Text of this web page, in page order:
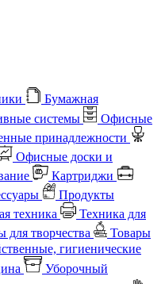
Бумажная
системы
Офисные
принадлежности
Офисные доски и
Картриджи
Продукты
техника
Техника для
для творчества
Товары
гигиенические
Уборочный